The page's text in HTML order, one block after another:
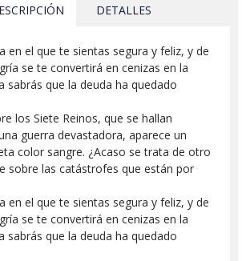
DETALLES
en el que te sientas segura y feliz, y de
se te convertirá en cenizas en la
sabrás que la deuda ha quedado
los Siete Reinos, que se hallan
guerra devastadora, aparece un
color sangre. ¿Acaso se trata de otro
sobre las catástrofes que están por
en el que te sientas segura y feliz, y de
se te convertirá en cenizas en la
sabrás que la deuda ha quedado